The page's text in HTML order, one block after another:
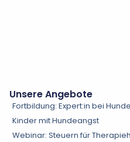
Unsere Angebote
Fortbildung: Expert:in bei
Kinder mit Hundeangst
Webinar: Steuern für